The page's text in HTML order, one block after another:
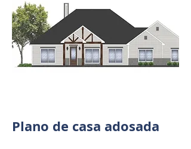
Plano de casa adosada